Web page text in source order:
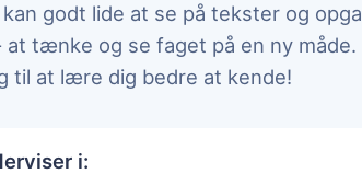
kan godt lide at se på tekster og
at tænke og se faget på en ny måde.
til at lære dig bedre at kende!
i: